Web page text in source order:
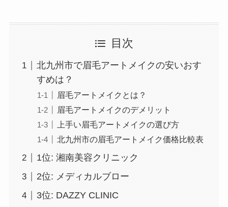
目次
北九州市で眉毛アートメイクの安いおす
すめは？
眉毛アートメイクとは？
眉毛アートメイクのデメリット
上手い眉毛アートメイクの選び方
北九州市の眉毛アートメイク価格比較表
1位: 湘南美容クリニック
2位: メディカルブロー
3位: DAZZY CLINIC